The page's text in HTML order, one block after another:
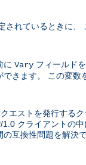
されているときに
に Vary フィールド
きます。 この変数
エストを発行する
クライアントの
互換性問題を解決で